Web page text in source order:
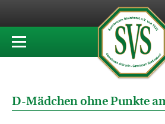
D-Mädchen ohne Punkte